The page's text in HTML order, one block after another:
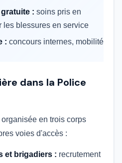
: soins pris en
les blessures en service
: concours internes, mobilité
dans la Police
en trois corps
voies d'accès :
et brigadiers : recrutement